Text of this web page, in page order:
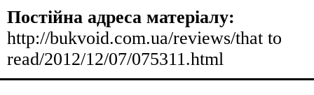
Постійна адреса матеріалу:
http://bukvoid.com.ua/reviews/that to
read/2012/12/07/075311.html